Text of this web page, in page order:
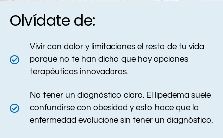
Olvídate de:
Vivir con dolor y limitaciones el resto de tu vida
porque no te han dicho que hay opciones
terapéuticas innovadoras.
No tener un diagnóstico claro.El lipedema suele
confundirse con obesidad y esto hace que la
enfermedad evolucione sin tener un diagnóstico.